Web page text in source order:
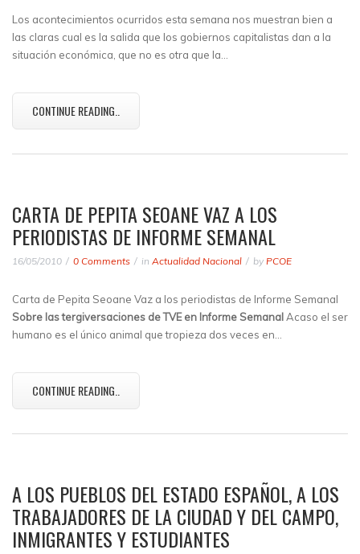
Los acontecimientos ocurridos esta semana nos muestran bien a
las claras cual es la salida que los gobiernos capitalistas dan a la
situación económica, que no es otra que la…
CONTINUE READING..
CARTA DE PEPITA SEOANE VAZ A LOS
PERIODISTAS DE INFORME SEMANAL
16/05/2010 0 Comments in Actualidad Nacional by PCOE
Carta de Pepita Seoane Vaz a los periodistas de Informe Semanal
Sobre las tergiversaciones de TVE en Informe SemanalAcaso el ser
humano es el único animal que tropieza dos veces en…
CONTINUE READING..
A LOS PUEBLOS DEL ESTADO ESPAÑOL, A LOS
TRABAJADORES DE LA CIUDAD Y DEL CAMPO,
INMIGRANTES Y ESTUDIANTES